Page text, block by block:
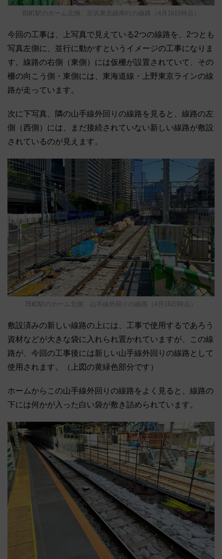
田町駅のホーム北側、京浜東北線南行の線路（4月16日時点）
今回の工事は、上写真で見えている2つの線路を、2つとも
写真左側に、並行に動かすというイメージの工事になりま
す。線路の右側（東側）には仮柵が設置されていて、その
柵の向こう側・東側には、東海道線・上野東京ラインの線
路が走っています。
次に下写真、隣の山手線外回りの線路を見ると、線路の左
側（西側）には、まだ接続されていない新しい線路が敷設
されているのが見えます。
田町駅のホーム北側 山手線外回りの線路（4月16日時点）
敷設済みの新しい線路の上には、工事で使用するであろう
資材などが大きな袋に入れられ置かれていますが、この線
路が、今回の工事後には新しい山手線外回りの線路として
使用されます。（上図の黄緑色部分です）
ホームからこの山手線外回りの線路をよく見ると、線路の
下には何かが入った白い袋が敷き詰められています。